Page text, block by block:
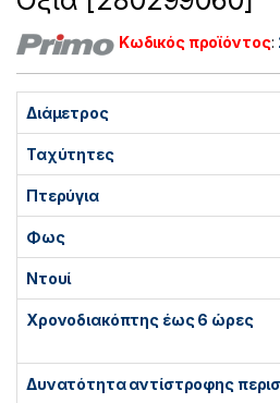
Κωδικός προϊόντος:
Διάμετρος
Ταχύτητες
Πτερύγια
Φως
Ντουί
Χρονοδιακόπτης έως 6 ώρες
Δυνατότητα αντίστροφης